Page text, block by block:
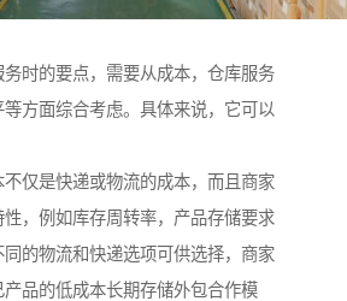
时的要点，需要从成本，仓库服务
方面综合考虑。具体来说，它可以
仅是快递或物流的成本，而且商家
，例如库存周转率，产品存储要求
的物流和快递选项可供选择，商家
产品的低成本长期存储外包合作模